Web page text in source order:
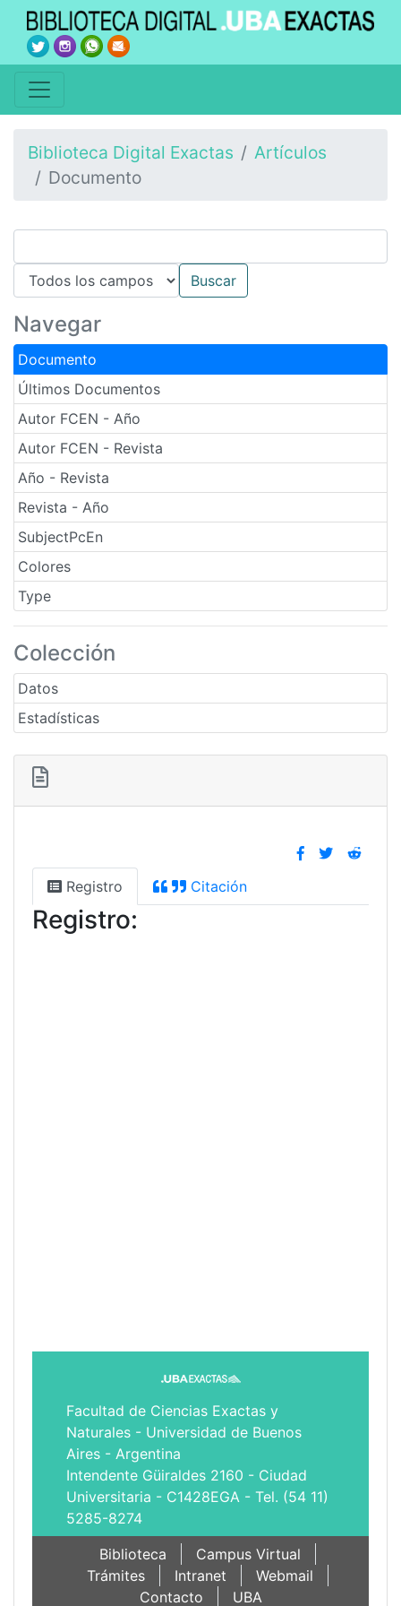
Biblioteca Digital Exactas
Artículos
Documento
Navegar
Documento
Últimos Documentos
Autor FCEN - Año
Autor FCEN - Revista
Año - Revista
Revista - Año
SubjectPcEn
Colores
Type
Colección
Datos
Estadísticas
Registro Citación
Registro:
Facultad de Ciencias Exactas y
Naturales - Universidad de Buenos
Aires - Argentina
Intendente Güiraldes 2160 - Ciudad
Universitaria - C1428EGA - Tel. (54 11)
5285-8274
Biblioteca
Campus Virtual
Trámites
Intranet
Webmail
Contacto
UBA